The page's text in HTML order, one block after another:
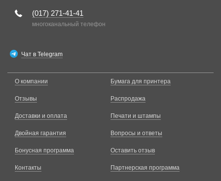
(017) 271-41-41
многоканальный телефон
Чат в Telegram
О компании
Отзывы
Доставки и оплата
Двойная гарантия
Бонусная программа
Контакты
Бумага для принтера
Распродажа
Печати и штампы
Вопросы и ответы
Оставить отзыв
Партнерская программа